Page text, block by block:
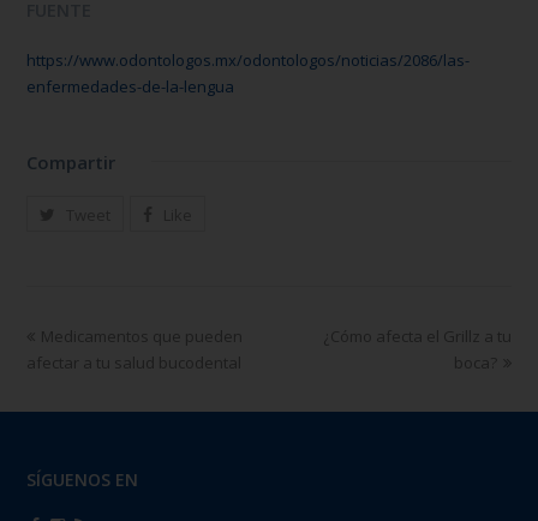
https://www.odontologos.mx/odontologos/noticias/2086/las-
enfermedades-de-la-lengua
Compartir
Medicamentos que pueden
afectar a tu salud bucodental
¿Cómo afecta el Grillz a tu
boca?
SÍGUENOS EN